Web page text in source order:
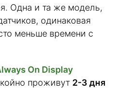
Одна и та же модель,
одинаковая
меньше времени с
On Display
проживут 2-3 дня